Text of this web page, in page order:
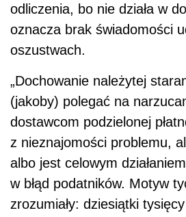
odliczenia, bo nie działa w
oznacza brak świadomości
oszustwach.
„Dochowanie należytej
(jakoby) polegać na
dostawcom podzielonej
z nieznajomości problemu,
albo jest celowym
w błąd podatników. Motyw
zrozumiały: dziesiątki